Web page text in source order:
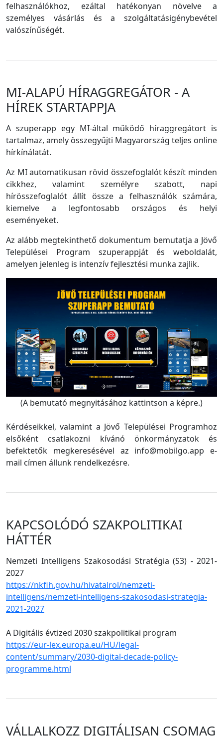
felhasználókhoz, ezáltal hatékonyan növelve a
személyes vásárlás és a szolgáltatásigénybevétel
valószínűségét.
MI-ALAPÚ HÍRAGGREGÁTOR - A
HÍREK STARTAPPJA
A szuperapp egy MI-által működő híraggregátort is
tartalmaz, amely összegyűjti Magyarország teljes online
hírkínálatát.
Az MI automatikusan rövid összefoglalót készít minden
cikkhez, valamint személyre szabott, napi
hírösszefoglalót állít össze a felhasználók számára,
kiemelve a legfontosabb országos és helyi
eseményeket.
Az alább megtekinthető dokumentum bemutatja a Jövő
Települései Program szuperappját és weboldalát,
amelyen jelenleg is intenzív fejlesztési munka zajlik.
(A bemutató megnyitásához kattintson a képre.)
Kérdéseikkel, valamint a Jövő Települései Programhoz
elsőként csatlakozni kívánó önkormányzatok és
befektetők megkeresésével az info@mobilgo.app e-
mail címen állunk rendelkezésre.
KAPCSOLÓDÓ SZAKPOLITIKAI
HÁTTÉR
Nemzeti Intelligens Szakosodási Stratégia (S3) - 2021-
2027
https://nkfih.gov.hu/hivatalrol/nemzeti-
intelligens/nemzeti-intelligens-szakosodasi-strategia-
2021-2027
A Digitális évtized 2030 szakpolitikai program
https://eur-lex.europa.eu/HU/legal-
content/summary/2030-digital-decade-policy-
programme.html
VÁLLALKOZZ DIGITÁLISAN CSOMAG